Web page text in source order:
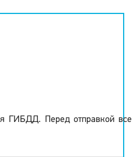
ГИБДД. Перед отправкой все